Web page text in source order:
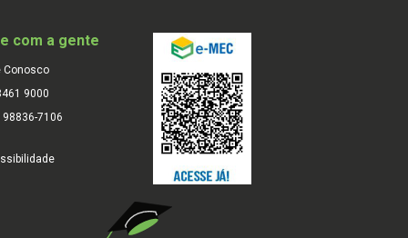
com a gente
Conosco
9000
98836-7106